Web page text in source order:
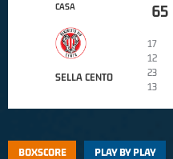
CASA
SELLA CENTO
65
17
12
23
13
BOXSCORE PLAY BY PLAY